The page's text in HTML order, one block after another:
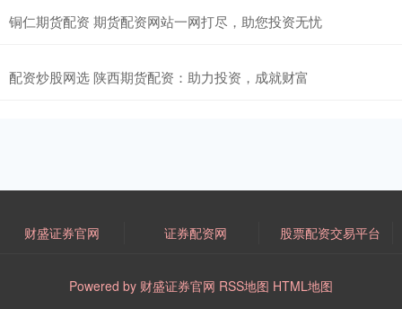
铜仁期货配资 期货配资网站一网打尽，助您投资无忧
配资炒股网选 陕西期货配资：助力投资，成就财富
财盛证券官网 证券配资网 股票配资交易平台
Powered by 财盛证券官网 RSS地图 HTML地图